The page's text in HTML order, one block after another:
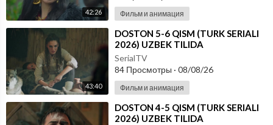
42:26 Фильм и анимация
43:40
⁣DOSTON 5-6 QISM (TURK SERIALI
2026) UZBEK TILIDA
SerialTV
84 Просмотры · 08/08/26
Фильм и анимация
⁣DOSTON 4-5 QISM (TURK SERIALI
2026) UZBEK TILIDA